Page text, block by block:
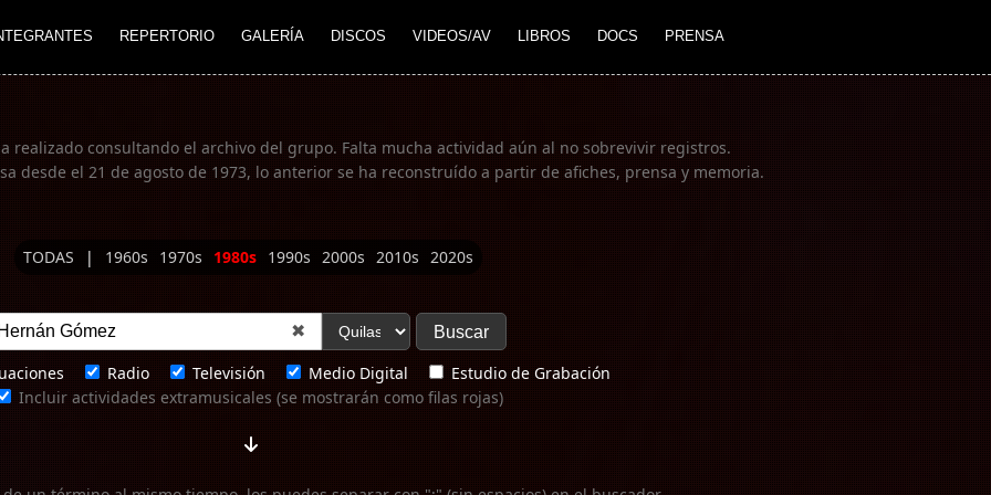
REPERTORIO GALERÍA DISCOS VIDEOS/AV LIBROS DOCS PRENSA
realizado consultando el archivo del grupo. Falta mucha actividad aún al no sobrevivir registros.
desde el 21 de agosto de 1973, lo anterior se ha reconstruído a partir de afiches, prensa y memoria.
TODAS | 1960s 1970s 1980s 1990s 2000s 2010s 2020s
✖
Radio Televisión Medio Digital
Estudio de Grabación
Incluir actividades extramusicales (se mostrarán como filas rojas)